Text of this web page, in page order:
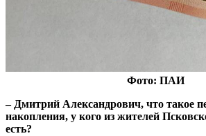
Фото: ПАИ
– Дмитрий Александрович, что такое
накопления, у кого из жителей
есть?